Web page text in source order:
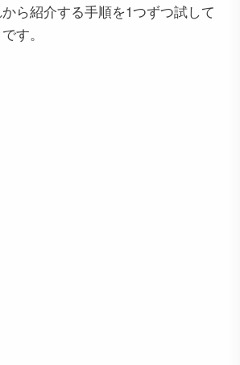
ら紹介する手順を1つずつ試して
す。